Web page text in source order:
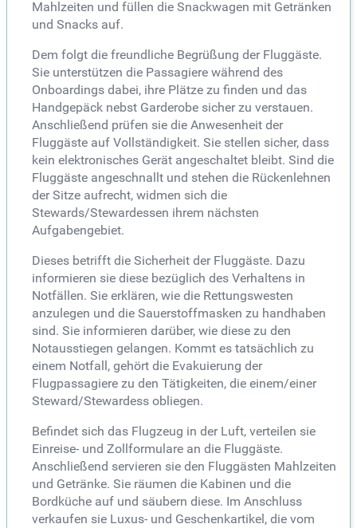
Mahlzeiten und füllen die Snackwagen mit Getränken
und Snacks auf.
Dem folgt die freundliche Begrüßung der Fluggäste.
Sie unterstützen die Passagiere während des
Onboardings dabei, ihre Plätze zu finden und das
Handgepäck nebst Garderobe sicher zu verstauen.
Anschließend prüfen sie die Anwesenheit der
Fluggäste auf Vollständigkeit. Sie stellen sicher, dass
kein elektronisches Gerät angeschaltet bleibt. Sind die
Fluggäste angeschnallt und stehen die Rückenlehnen
der Sitze aufrecht, widmen sich die
Stewards/Stewardessen ihrem nächsten
Aufgabengebiet.
Dieses betrifft die Sicherheit der Fluggäste. Dazu
informieren sie diese bezüglich des Verhaltens in
Notfällen. Sie erklären, wie die Rettungswesten
anzulegen und die Sauerstoffmasken zu handhaben
sind. Sie informieren darüber, wie diese zu den
Notausstiegen gelangen. Kommt es tatsächlich zu
einem Notfall, gehört die Evakuierung der
Flugpassagiere zu den Tätigkeiten, die einem/einer
Steward/Stewardess obliegen.
Befindet sich das Flugzeug in der Luft, verteilen sie
Einreise- und Zollformulare an die Fluggäste.
Anschließend servieren sie den Fluggästen Mahlzeiten
und Getränke. Sie räumen die Kabinen und die
Bordküche auf und säubern diese. Im Anschluss
verkaufen sie Luxus- und Geschenkartikel, die vom